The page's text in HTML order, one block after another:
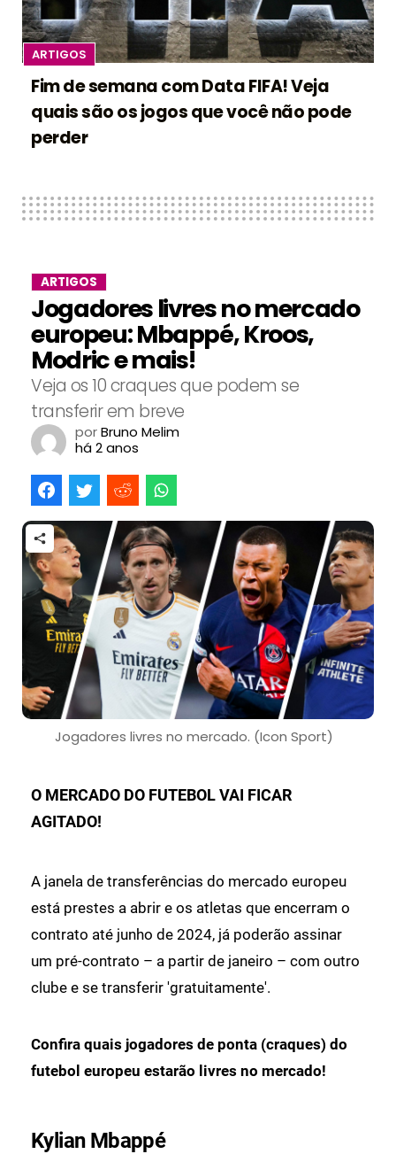
ARTIGOS
Fim de semana com Data FIFA! Veja
quais são os jogos que você não pode
perder
ARTIGOS
Jogadores livres no mercado
europeu: Mbappé, Kroos,
Modric e mais!
Veja os 10 craques que podem se
transferir em breve
porBruno Melim
há 2 anos
Jogadores livres no mercado. (Icon Sport)
O MERCADO DO FUTEBOL VAI FICAR
AGITADO!
A janela de transferências do mercado europeu
está prestes a abrir e os atletas que encerram o
contrato até junho de 2024, já poderão assinar
um pré-contrato – a partir de janeiro – com outro
clube e se transferir 'gratuitamente'.
Confira quais jogadores de ponta (craques) do
futebol europeu estarão livres no mercado!
Kylian Mbappé